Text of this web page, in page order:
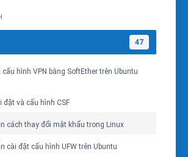
47
cấu hình VPN bằng SoftEther trên Ubuntu
đặt và cấu hình CSF
cách thay đổi mật khẩu trong Linux
cài đặt cấu hình UFW trên Ubuntu